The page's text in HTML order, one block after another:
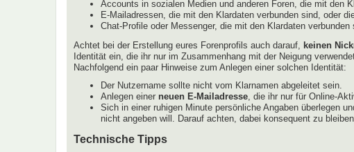
Accounts in sozialen Medien und anderen Foren, die mit den
E-Mailadressen, die mit den Klardaten verbunden sind, oder
Chat-Profile oder Messenger, die mit den Klardaten verbunden
Achtet bei der Erstellung eures Forenprofils auch darauf, keinen
Identität ein, die ihr nur im Zusammenhang mit der Neigung
Nachfolgend ein paar Hinweise zum Anlegen einer solchen Identität:
Der Nutzername sollte nicht vom Klarnamen abgeleitet sein.
Anlegen einer neuen E-Mailadresse, die ihr nur für Online-
Sich in einer ruhigen Minute persönliche Angaben überlegen
nicht angeben will. Darauf achten, dabei konsequent zu
Technische Tipps